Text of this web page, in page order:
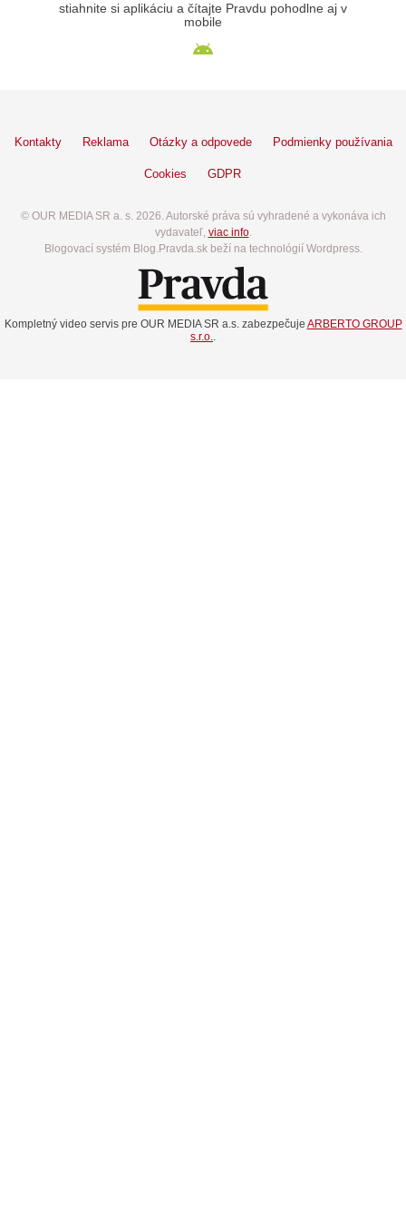
stiahnite si aplikáciu a čítajte Pravdu pohodlne aj v
mobile
Kontakty Reklama Otázky a odpovede Podmienky používania
Cookies GDPR
© OUR MEDIA SR a. s. 2026. Autorské práva sú vyhradené a vykonáva ich
vydavateľ, viac info.
Blogovací systém Blog.Pravda.sk beží na technológií Wordpress.
Kompletný video servis pre OUR MEDIA SR a.s. zabezpečuje ARBERTO GROUP
s.r.o..